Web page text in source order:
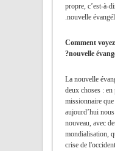
propre, c’est-à-
nouvelle
Comment
nouvelle
La nouvelle
deux choses :
missionnaire
aujourd’hui
nouveau, avec
mondialisation,
crise de